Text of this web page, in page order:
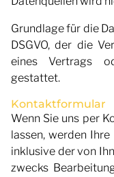
Grundlage für die
DSGVO, der die
eines Vertrags
gestattet.
Kontaktformular
Wenn Sie uns per
lassen, werden
inklusive der von
zwecks